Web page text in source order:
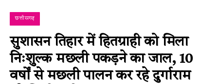
छत्तीसगढ़
सुशासन तिहार में हितग्राही को मिला
निःशुल्क मछली पकड़ने का जाल, 10
वर्षों से मछली पालन कर रहे दुर्गाराम